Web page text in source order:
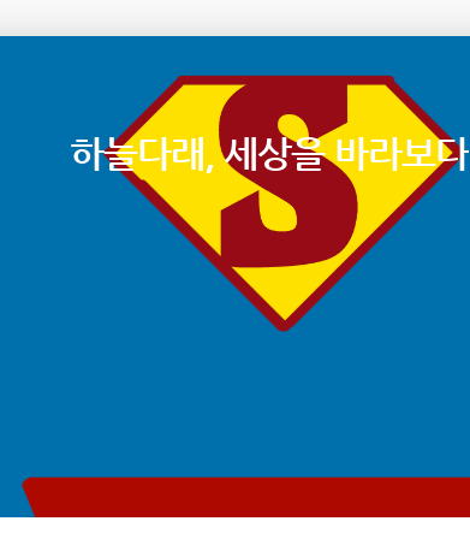
하늘다래, 세상을 바라보다